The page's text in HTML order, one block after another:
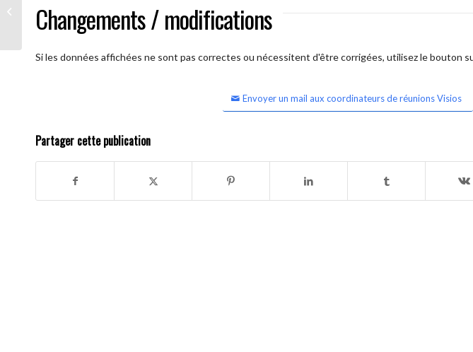
Changements / modifications
Si les données affichées ne sont pas correctes ou nécessitent d'être corrigées, utilisez le bouton
Envoyer un mail aux coordinateurs de réunions Visios
Partager cette publication
partages )